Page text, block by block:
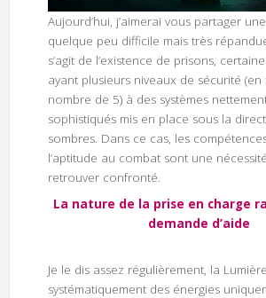
Aujourd’hui, j’aimerai vous partager
quelque peu difficile mais très
s’agit de l’existence de prisons,
ayant plusieurs niveaux de sécurité
nombre de 5) à des systèmes
sophistiqués mis en place sous la
sombres. Dans ce cas, les
l’aptitude au combat sont une
retrouver confronté.
La nature de la prise en charge
demande d’aide
Je le dis assez régulièrement, la
systématiquement des énergies